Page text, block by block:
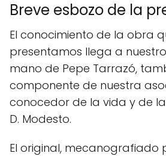
Breve esbozo de la
El conocimiento de la obra
presentamos llega a
mano de Pepe Tarrazó,
componente de nuestra
conocedor de la vida y de
D. Modesto.
El original, mecanografiado